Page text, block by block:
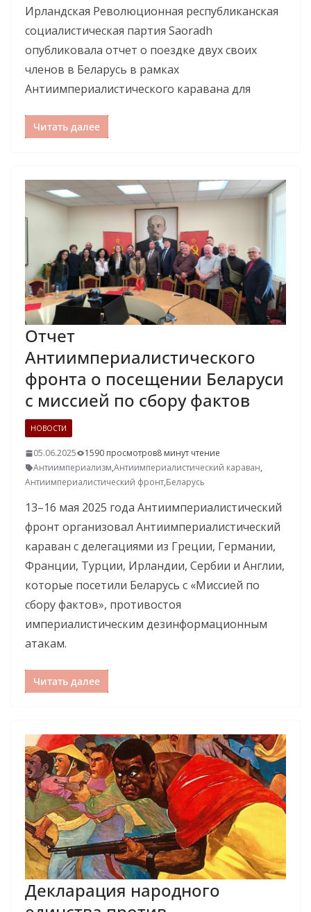
Ирландская Революционная республиканская
социалистическая партия Saoradh
опубликовала отчет о поездке двух своих
членов в Беларусь в рамках
Антиимпериалистического каравана для
Читать далее
Отчет
Антиимпериалистического
фронта о посещении Беларуси
с миссией по сбору фактов
НОВОСТИ
05.06.2025 1590 просмотров8 минут чтение
Антиимпериализм,Антиимпериалистический караван,
Антиимпериалистический фронт,Беларусь
13–16 мая 2025 года Антиимпериалистический
фронт организовал Антиимпериалистический
караван с делегациями из Греции, Германии,
Франции, Турции, Ирландии, Сербии и Англии,
которые посетили Беларусь с «Миссией по
сбору фактов», противостоя
империалистическим дезинформационным
атакам.
Читать далее
Декларация народного